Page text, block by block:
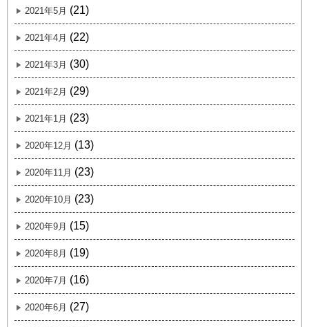
2021年5月 (21)
2021年4月 (22)
2021年3月 (30)
2021年2月 (29)
2021年1月 (23)
2020年12月 (13)
2020年11月 (23)
2020年10月 (23)
2020年9月 (15)
2020年8月 (19)
2020年7月 (16)
2020年6月 (27)